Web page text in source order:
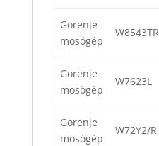
Gorenje
mosógép
W8543TR
Gorenje
mosógép
W7623L
Gorenje
mosógép
W72Y2/R